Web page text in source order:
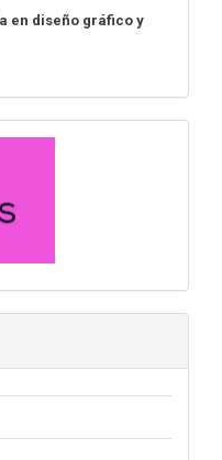
en diseño gráfico y